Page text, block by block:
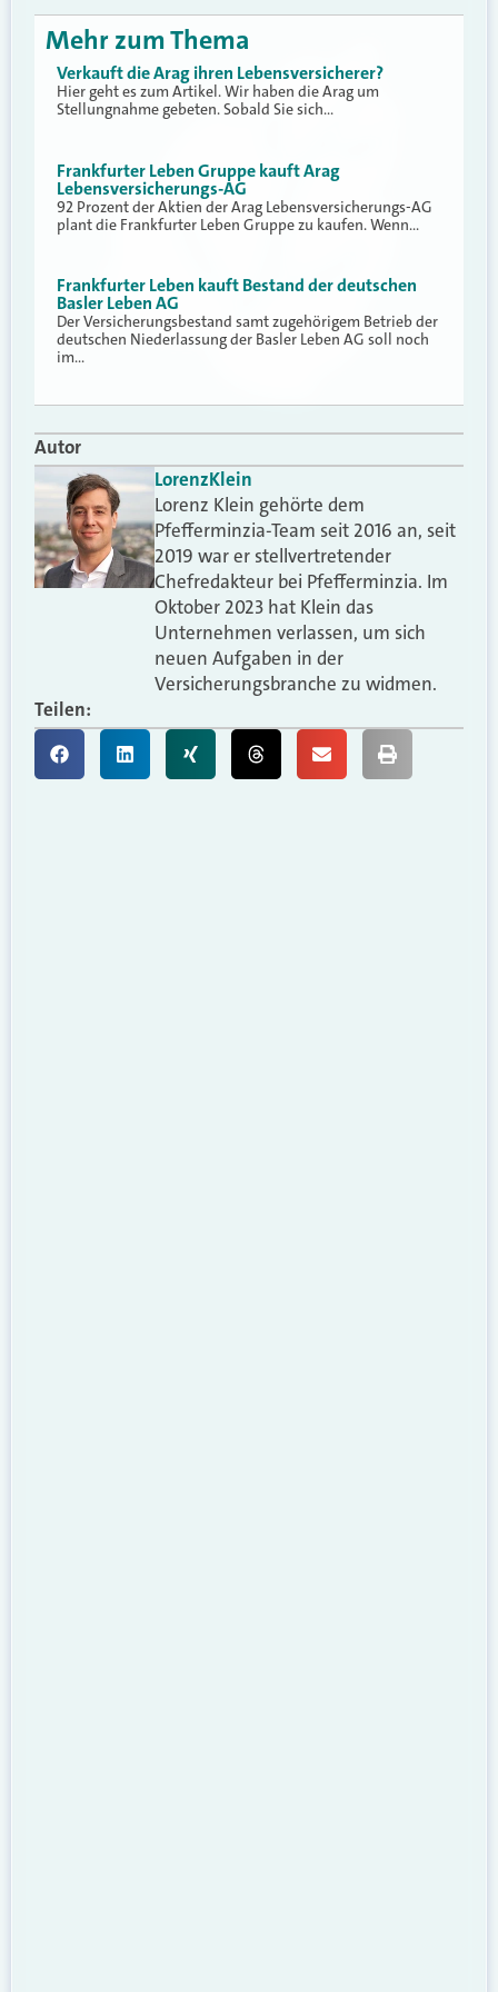
Mehr zum Thema
Verkauft die Arag ihren Lebensversicherer?
Hier geht es zum Artikel. Wir haben die Arag um
Stellungnahme gebeten. Sobald Sie sich…
Frankfurter Leben Gruppe kauft Arag
Lebensversicherungs-AG
92 Prozent der Aktien der Arag Lebensversicherungs-AG
plant die Frankfurter Leben Gruppe zu kaufen. Wenn…
Frankfurter Leben kauft Bestand der deutschen
Basler Leben AG
Der Versicherungsbestand samt zugehörigem Betrieb der
deutschen Niederlassung der Basler Leben AG soll noch
im…
Autor
LorenzKlein
Lorenz Klein gehörte dem
Pfefferminzia-Team seit 2016 an, seit
2019 war er stellvertretender
Chefredakteur bei Pfefferminzia. Im
Oktober 2023 hat Klein das
Unternehmen verlassen, um sich
neuen Aufgaben in der
Versicherungsbranche zu widmen.
Teilen: